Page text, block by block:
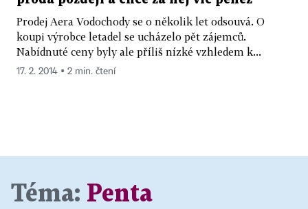
Prodej Aera Vodochody se o několik let odsouvá. O
koupi výrobce letadel se ucházelo pět zájemců.
Nabídnuté ceny byly ale příliš nízké vzhledem k...
17. 2. 2014 ▪ 2 min. čtení
Téma: Penta